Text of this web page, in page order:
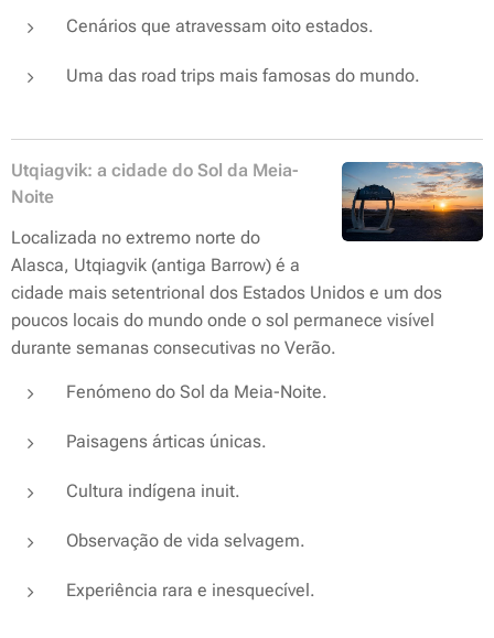
Cenários que atravessam oito estados.
Uma das road trips mais famosas do mundo.
Utqiagvik: a cidade do Sol da Meia-
Noite
Localizada no extremo norte do
Alasca, Utqiagvik (antiga Barrow) é a
cidade mais setentrional dos Estados Unidos e um dos
poucos locais do mundo onde o sol permanece visível
durante semanas consecutivas no Verão.
Fenómeno do Sol da Meia-Noite.
Paisagens árticas únicas.
Cultura indígena inuit.
Observação de vida selvagem.
Experiência rara e inesquecível.